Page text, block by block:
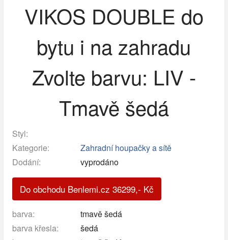
VIKOS DOUBLE do
bytu i na zahradu
Zvolte barvu: LIV -
Tmavě šedá
Styl:
Kategorie:
Zahradní houpačky a sítě
Dodání:
vyprodáno
Do obchodu Benlemi.cz 36299,- Kč
barva:
tmavě šedá
barva křesla:
šedá